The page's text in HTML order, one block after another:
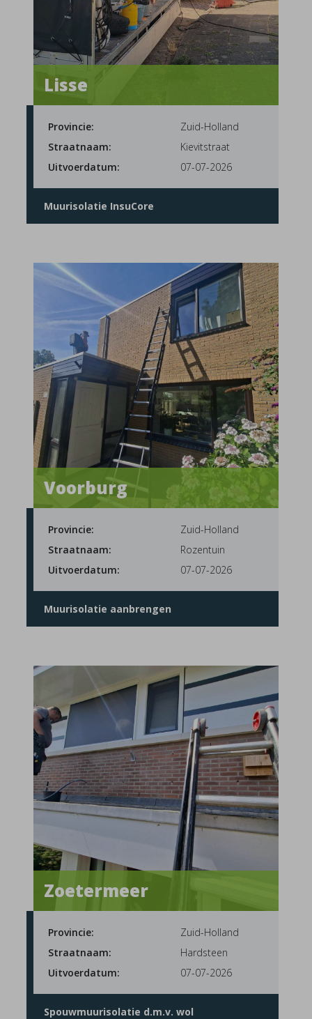
Lisse
Provincie:
Zuid-Holland
Straatnaam:
Kievitstraat
Uitvoerdatum:
07-07-2026
Muurisolatie InsuCore
Voorburg
Provincie:
Zuid-Holland
Straatnaam:
Rozentuin
Uitvoerdatum:
07-07-2026
Muurisolatie aanbrengen
Zoetermeer
Provincie:
Zuid-Holland
Straatnaam:
Hardsteen
Uitvoerdatum:
07-07-2026
Spouwmuurisolatie d.m.v. wol